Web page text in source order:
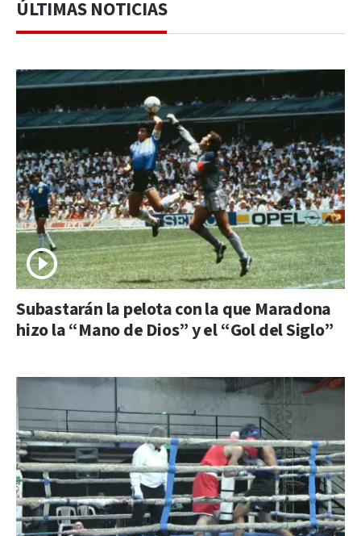
ÚLTIMAS NOTICIAS
Subastarán la pelota con la que Maradona
hizo la “Mano de Dios” y el “Gol del Siglo”